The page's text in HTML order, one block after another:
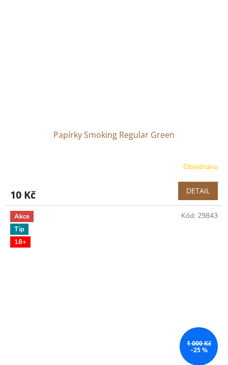
Papírky Smoking Regular Green
Objednáno
10 Kč DETAIL
Akce
Tip
18+
1 000 Kč
–25 %
Kód: 29843